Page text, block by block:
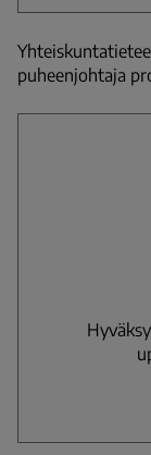
puheenjohtaja